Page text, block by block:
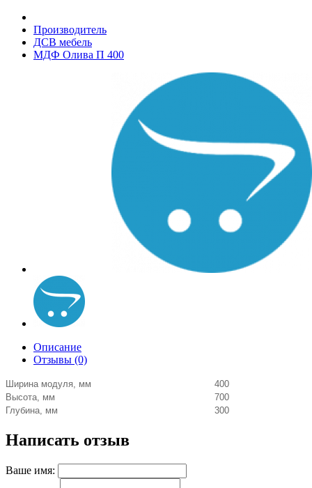
Производитель
ДСВ мебель
МДФ Олива П 400
Описание
Отзывы (0)
Ширина модуля, мм
400
Высота, мм
700
Глубина, мм
300
Написать отзыв
Ваше имя: